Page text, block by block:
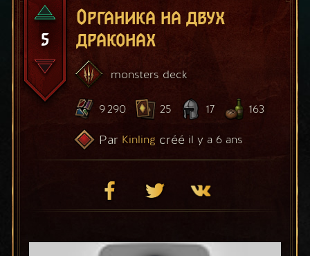
5
Органика на двух
драконах
monsters deck
9 290 25 17 163
Par Kinling créé il y a 6 ans